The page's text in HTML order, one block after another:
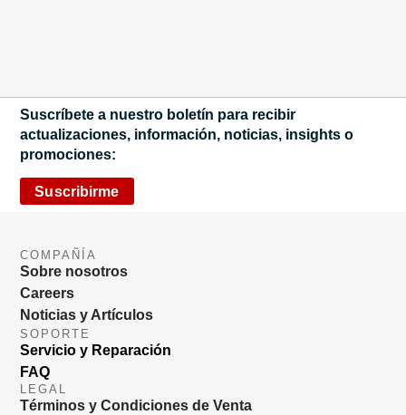
Suscríbete a nuestro boletín para recibir
actualizaciones, información, noticias, insights o
promociones:
Suscribirme
COMPAÑÍA
Sobre nosotros
Careers
Noticias y Artículos
SOPORTE
Servicio y Reparación
FAQ
LEGAL
Términos y Condiciones de Venta